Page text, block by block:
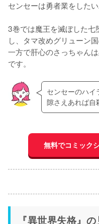
センセーは勇者業をした
3巻では魔王を滅ぼした七
し、タマ改めグリューン
一方で肝心のさっちゃん
です。
センセーのハイ
隙さえあれば自
無料でコミック
『異世界失格』